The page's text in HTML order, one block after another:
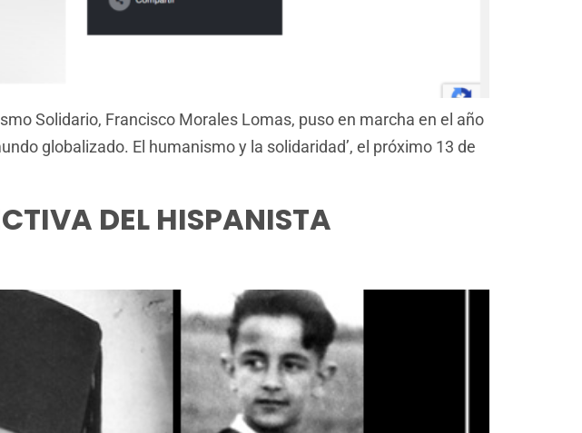
Solidario, Francisco Morales Lomas, puso en marcha en el año
globalizado. El humanismo y la solidaridad’, el próximo 13 de
DEL HISPANISTA